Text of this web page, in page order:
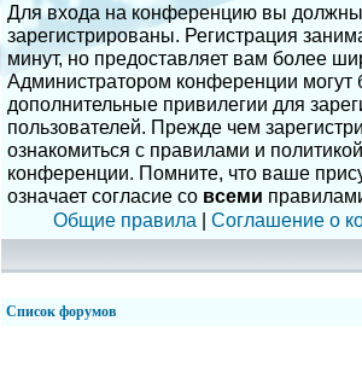
Для входа на конференцию вы
зарегистрированы. Регистрация
минут, но предоставляет вам более
Администратором конференции могут
дополнительные привилегии для
пользователей. Прежде чем
ознакомиться с правилами и
конференции. Помните, что ваше
означает согласие со всеми
Общие правила | Соглашение о
Список форумов